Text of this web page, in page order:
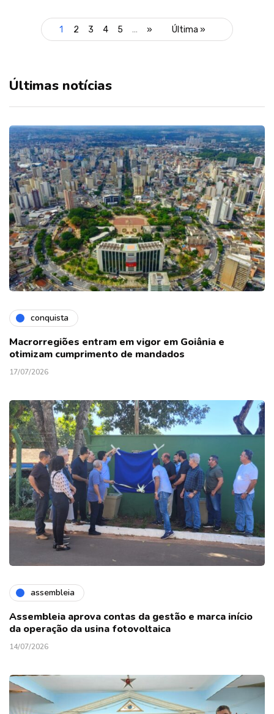
1 2 3 4 5 ... » Última »
Últimas notícias
conquista
Macrorregiões entram em vigor em Goiânia e
otimizam cumprimento de mandados
17/07/2026
assembleia
Assembleia aprova contas da gestão e marca início
da operação da usina fotovoltaica
14/07/2026